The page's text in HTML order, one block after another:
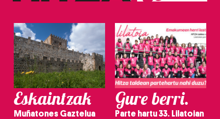
Eskaintzak
Muñatones Gaztelua
Gure berri.
Parte hartu 33. Lilatoian